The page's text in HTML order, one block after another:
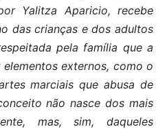
Yalitza Aparicio, recebe
das crianças e dos adultos
pela família que a
externos, como o
marciais que abusa de
não nasce dos mais
mas, sim, daqueles